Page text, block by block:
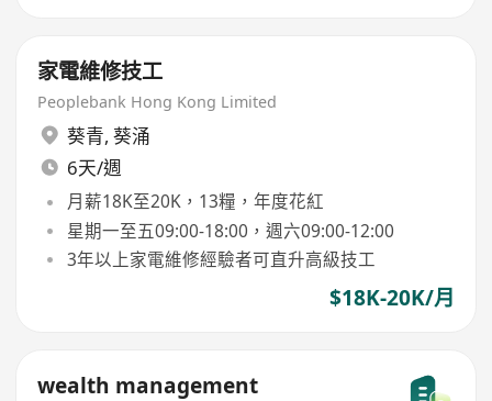
家電維修技工
Peoplebank Hong Kong Limited
葵青, 葵涌
6天/週
月薪18K至20K，13糧，年度花紅
星期一至五09:00-18:00，週六09:00-12:00
3年以上家電維修經驗者可直升高級技工
$18K-20K/月
wealth management